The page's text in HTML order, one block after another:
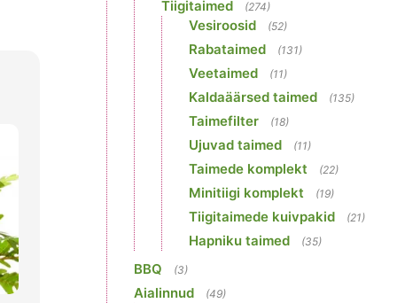
Tiigitaimed (274)
Vesiroosid (52)
Rabataimed (131)
Veetaimed (11)
Kaldaäärsed taimed (135)
Taimefilter (18)
Ujuvad taimed (11)
Taimede komplekt (22)
Minitiigi komplekt (19)
Tiigitaimede kuivpakid (21)
Hapniku taimed (35)
BBQ (3)
Aialinnud (49)